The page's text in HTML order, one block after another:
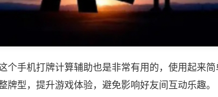
个手机打牌计算辅助也是非常有用的，使用起来
牌型，提升游戏体验，避免影响好友间互动乐趣。